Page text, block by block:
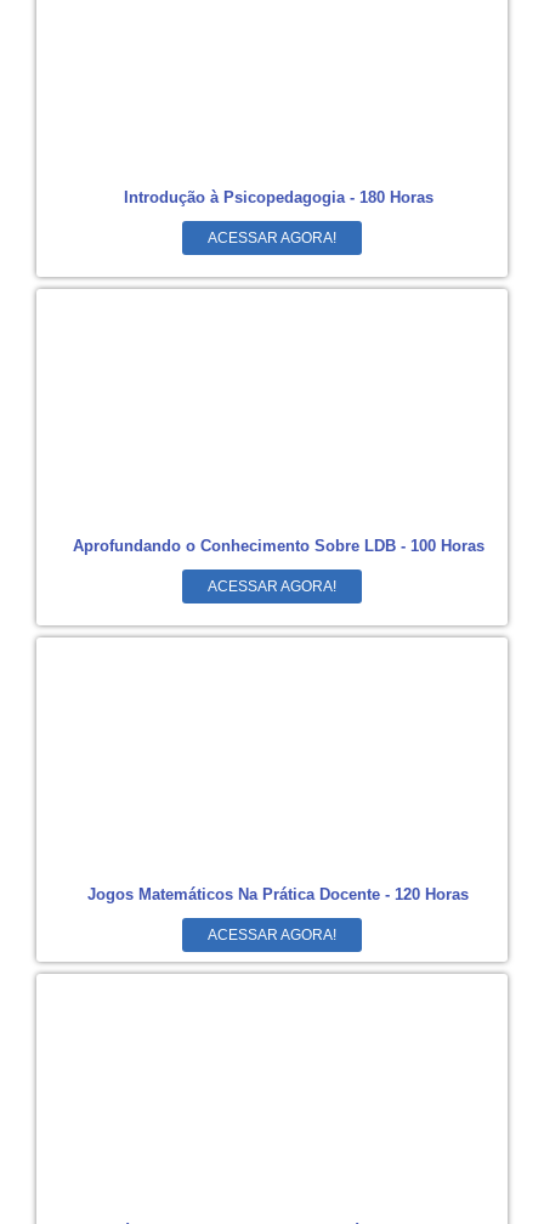
Introdução à Psicopedagogia - 180 Horas
ACESSAR AGORA!
Aprofundando o Conhecimento Sobre LDB - 100 Horas
ACESSAR AGORA!
Jogos Matemáticos Na Prática Docente - 120 Horas
ACESSAR AGORA!